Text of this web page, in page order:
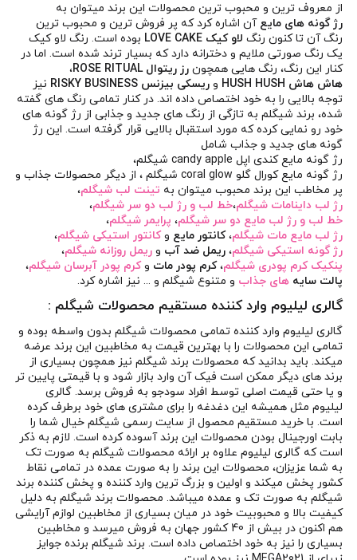
از معروف ترین و محبوب ترین محصولات این برند میتوان به
رژ گونه های مایع آن اشاره کرد که پر فروش ترین و محبوب ترین
رنگ آن تا کنون رنگ لاو کیک LOVE CAKE
بوده است. رنگ لاو کیک
یک رنگ صورتی ملایم و دخترانه دارد که بسیار ترند شده است. اما در
کنار این رنگ، رنگ هایی همچون رز ریتوال ROSE RITUAL
،
هاش هاش HUSH HUSH
و ریسکی بیزنس RISKY BUSINESS
نیز
توجه بالایی را به خود اختصاص داده اند. در کنار تمامی رنگ های گفته
شده، برند شیگلم به تازگی از رنگ های جدید و جذابی از رژ گونه های
خود رو نمایی کرده که مورد استقبال بالایی قرار گرفته است. این رژ
گونه های جدید و جذاب شامل
رژ گونه مایع کندی اپل candy apple شیگلم
،
رژ گونه مایع کورال گلو coral glow شیگلم
، از دیگر محصولات جذاب و
پر مخاطب این برند محبوب میتوان به تینت لب شیگلم،
رژ لب داینامات شیگلم،خط لب و رژ لب دو سر شیگلم،
خط لب و رژ لب مایع دو سر شیگلم، پرایمر شیگلم،
رژ لب مایع مات شیگلم،کانتور مایع وکانتور استیکی شیگلم،
رژ گونه استیکی شیگلم، ریمل ضد آب و ریمل روزانه شیگلم،
پنکیک کرم پودری شیگلم،کرم پودر مات وکرم پودر آبرسان شیگلم،
پالت سایه های جذاب و متنوع شیگلم و ... نیز اشاره کرد.
گالری لیلیوم وارد کننده مستقیم محصولات شیگلم :
گالری لیلیوم وارد کننده تمامی محصولات شیگلم بدون واسطه بوده و
تمامی این محصولات را با بهترین قیمت به مخاطبین این برند عرضه
میکند. باید بدانید که محصولات برند شیگلم نیز همچون بسیاری از
برند های دیگر ممکن است فیک آن وارد بازار شود و با قیمتی پایین تر
و یا حتی قیمت اصلی توسط افراد سودجو به فروش برسد. گالری
لیلیوم مثل همیشه این دغدغه را برای مشتری های خود برطرف کرده
است. با خرید مستقیم محصول از سایت رسمی شیگلم خیال شما را
بابت اورجینال بودن محصولات این برند آسوده کرده است. لازم به ذکر
است که گالری لیلیوم علاوه بر ارائه محصولات شیگلم به صورت تک
به شما عزیزان، محصولات این برند را به صورت عمده در تمامی نقاط
کشور پخش میکند و اولین و بزرگ ترین وارد کننده و پخش کننده برند
شیگلم به صورت تک و عمده میباشد. محصولات برند شیگلم به دلیل
کیفیت بالا و محبوبیت خود در میان بسیاری از مخاطبین لوازم آرایشی
هم اکنون در بیش از 40 کشور جهان به فروش میرسد و مخاطبین
بسیاری را نیز به خود اختصاص داده است. برند شیگلم برنده جوایز